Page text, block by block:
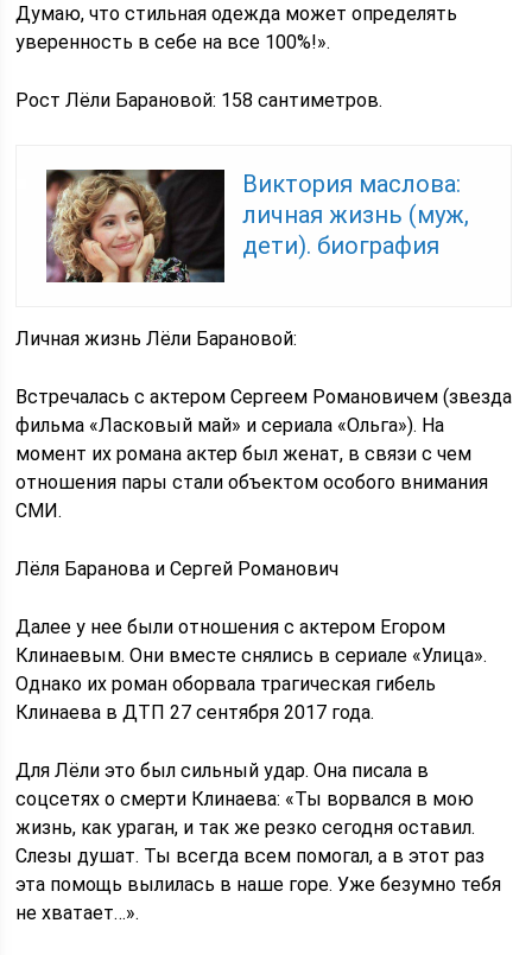
Думаю, что стильная одежда может определять
уверенность в себе на все 100%!».
Рост Лёли Барановой: 158 сантиметров.
Виктория маслова:
личная жизнь (муж,
дети). биография
Личная жизнь Лёли Барановой:
Встречалась с актером Сергеем Романовичем (звезда
фильма «Ласковый май» и сериала «Ольга»). На
момент их романа актер был женат, в связи с чем
отношения пары стали объектом особого внимания
СМИ.
Лёля Баранова и Сергей Романович
Далее у нее были отношения с актером Егором
Клинаевым. Они вместе снялись в сериале «Улица».
Однако их роман оборвала трагическая гибель
Клинаева в ДТП 27 сентября 2017 года.
Для Лёли это был сильный удар. Она писала в
соцсетях о смерти Клинаева: «Ты ворвался в мою
жизнь, как ураган, и так же резко сегодня оставил.
Слезы душат. Ты всегда всем помогал, а в этот раз
эта помощь вылилась в наше горе. Уже безумно тебя
не хватает…».